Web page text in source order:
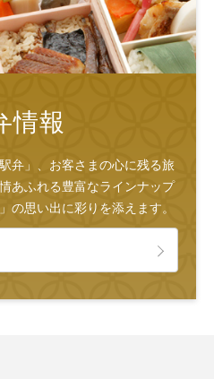
情報
弁」、お客さまの心に残る旅
あふれる豊富なラインナップ
の思い出に彩りを添えます。